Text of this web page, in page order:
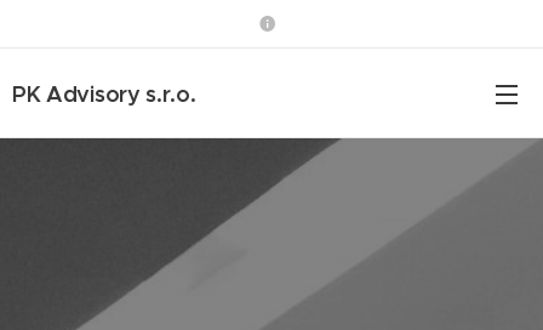
PK Advisory s.r.o.